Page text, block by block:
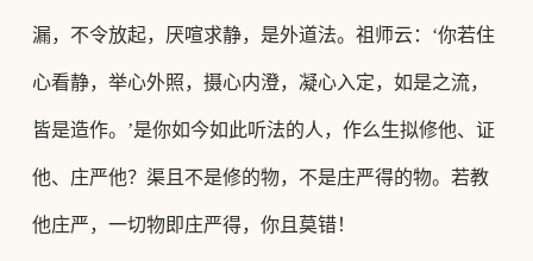
漏， 不令放起，厌喧求静，是外道法。祖师云： ‘你若住
心看静，举心外照，摄心内澄，凝心入定，如是之流，
皆是造作。 ’是你如今如此听法的人，作么生拟修他、证
他、庄严他？渠且不是修的物，不是庄严得的物。若教
他庄严，一切物即庄严得，你且莫错！